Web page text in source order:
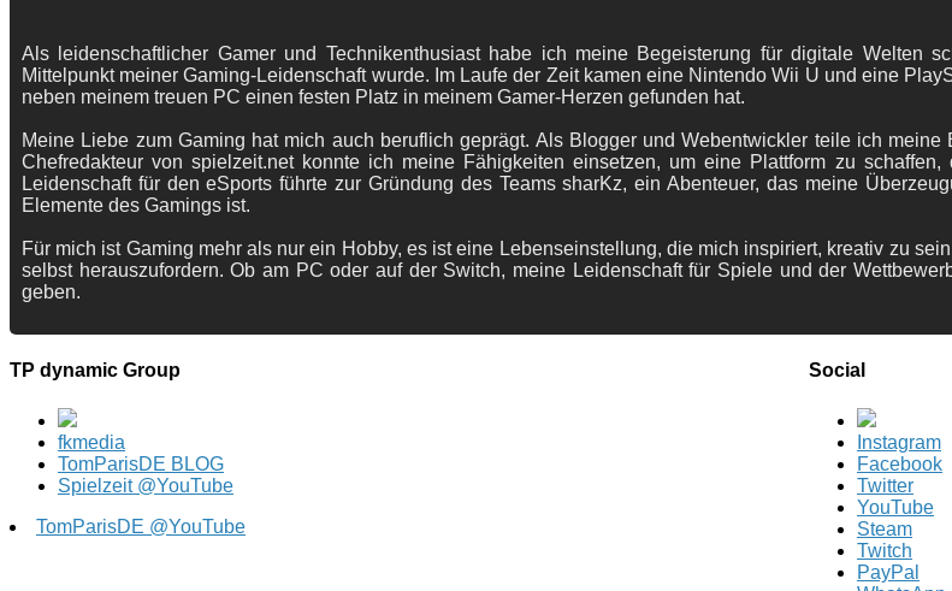
Als leidenschaftlicher Gamer und Technikenthusiast habe ich meine Begeisterung für digitale Welten
Mittelpunkt meiner Gaming-Leidenschaft wurde. Im Laufe der Zeit kamen eine Nintendo Wii U und eine
neben meinem treuen PC einen festen Platz in meinem Gamer-Herzen gefunden hat.
Meine Liebe zum Gaming hat mich auch beruflich geprägt. Als Blogger und Webentwickler teile ich
Chefredakteur von spielzeit.net konnte ich meine Fähigkeiten einsetzen, um eine Plattform zu
Leidenschaft für den eSports führte zur Gründung des Teams sharKz, ein Abenteuer, das meine
Elemente des Gamings ist.
Für mich ist Gaming mehr als nur ein Hobby, es ist eine Lebenseinstellung, die mich inspiriert, kreativ zu
selbst herauszufordern. Ob am PC oder auf der Switch, meine Leidenschaft für Spiele und der
geben.
TP dynamic Group
fkmedia
TomParisDE BLOG
Spielzeit @YouTube
TomParisDE @YouTube
Social
Instagram
Facebook
Twitter
YouTube
Steam
Twitch
PayPal